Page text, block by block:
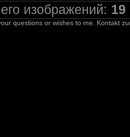
изображений: 19
questions or wishes to me. Kontakt